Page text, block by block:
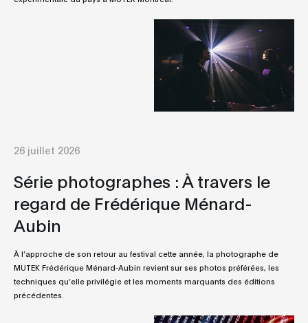
26 juillet 2026
Série photographes : À travers le
regard de Frédérique Ménard-
Aubin
À l’approche de son retour au festival cette année, la photographe de
MUTEK Frédérique Ménard-Aubin revient sur ses photos préférées, les
techniques qu’elle privilégie et les moments marquants des éditions
précédentes.